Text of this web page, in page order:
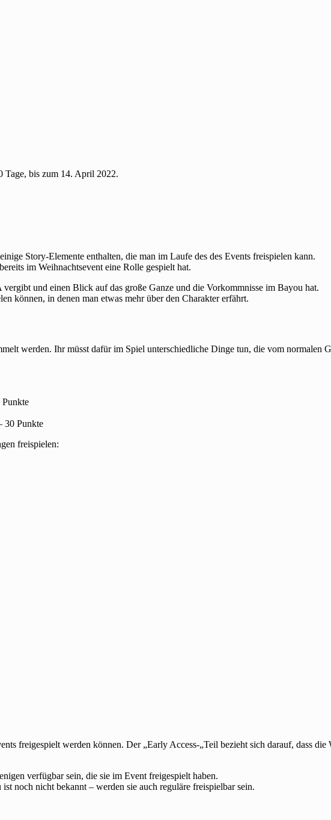
Tage, bis zum 14. April 2022.
Story-Elemente enthalten, die man im Laufe des des Events freispielen kann.
im Weihnachtsevent eine Rolle gespielt hat.
und einen Blick auf das große Ganze und die Vorkommnisse im Bayou hat.
können, in denen man etwas mehr über den Charakter erfährt.
werden. Ihr müsst dafür im Spiel unterschiedliche Dinge tun, die vom normalen
Punkte
30 Punkte
freispielen:
freigespielt werden können. Der „Early Access-„Teil bezieht sich darauf, dass die
verfügbar sein, die sie im Event freigespielt haben.
noch nicht bekannt – werden sie auch reguläre freispielbar sein.